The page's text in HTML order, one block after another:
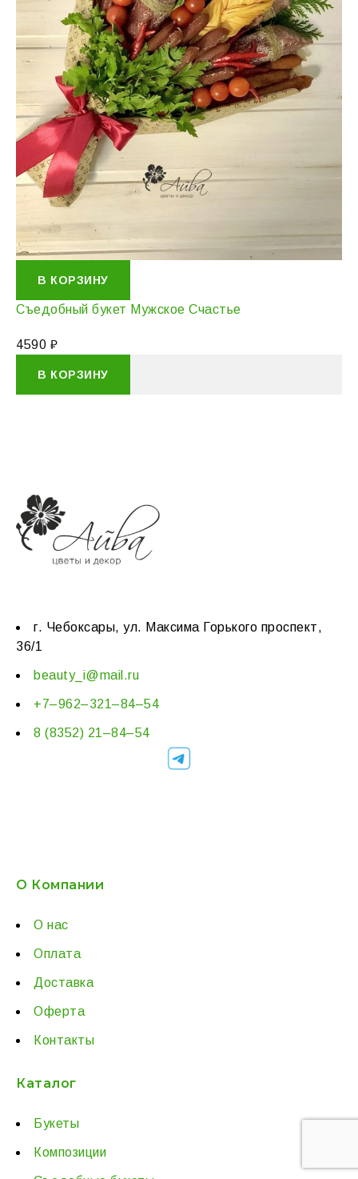
В КОРЗИНУ
Съедобный букет Мужское Счастье
4590 ₽
В КОРЗИНУ
г. Чебоксары, ул. Максима Горького проспект,
36/1
beauty_i@mail.ru
+7–962–321–84–54
8 (8352) 21–84–54
О Компании
О нас
Оплата
Доставка
Оферта
Контакты
Каталог
Букеты
Композиции